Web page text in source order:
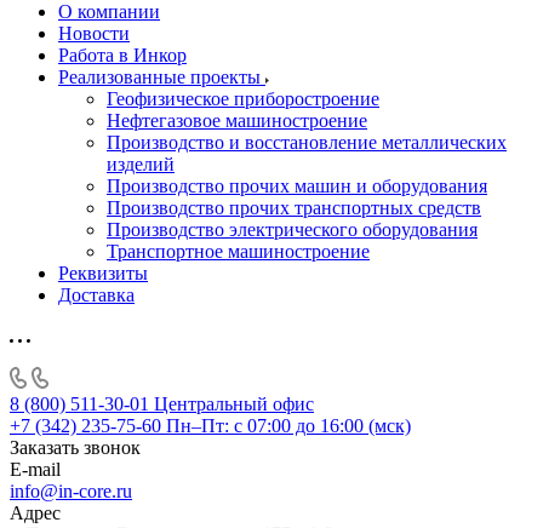
О компании
Новости
Работа в Инкор
Реализованные проекты
Геофизическое приборостроение
Нефтегазовое машиностроение
Производство и восстановление металлических
изделий
Производство прочих машин и оборудования
Производство прочих транспортных средств
Производство электрического оборудования
Транспортное машиностроение
Реквизиты
Доставка
8 (800) 511-30-01 Центральный офис
+7 (342) 235-75-60 Пн–Пт: с 07:00 до 16:00 (мск)
Заказать звонок
E-mail
info@in-core.ru
Адрес